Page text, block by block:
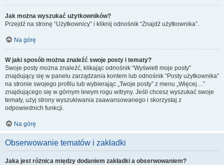
Jak można wyszukać użytkowników?
Przejdź na stronę “Użytkownicy” i kliknij odnośnik “Znajdź użytkownika”.
Na górę
W jaki sposób można znaleźć swoje posty i tematy?
Swoje posty można znaleźć, klikając odnośnik “Wyświetl moje posty”
znajdujący się w panelu zarządzania kontem lub odnośnik “Posty użytkownika”
na stronie swojego profilu lub wybierając „Twoje posty” z menu „Więcej…”
znajdującego się w górnym lewym rogu witryny. Jeśli chcesz wyszukać swoje
tematy, użyj strony wyszukiwania zaawansowanego i skorzystaj z
odpowiednich funkcji.
Na górę
Obserwowanie tematów i zakładki
Jaka jest różnica między dodaniem zakładki a obserwowaniem?